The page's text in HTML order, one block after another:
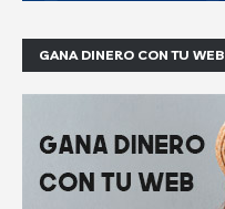
GANA DINERO CON TU WEB